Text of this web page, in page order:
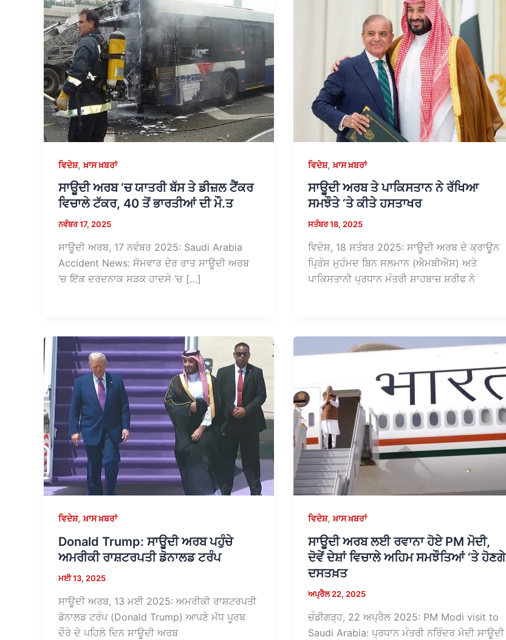
ਵਿਦੇਸ਼,ਖ਼ਾਸ ਖ਼ਬਰਾਂ
ਸਾਊਦੀ ਅਰਬ ‘ਚ ਯਾਤਰੀ ਬੱਸ ਤੇ ਡੀਜ਼ਲ ਟੈਂਕਰ
ਵਿਚਾਲੇ ਟੱਕਰ, 40 ਤੋਂ ਭਾਰਤੀਆਂ ਦੀ ਮੌ.ਤ
ਨਵੰਬਰ 17, 2025
ਸਾਊਦੀ ਅਰਬ, 17 ਨਵੰਬਰ 2025: Saudi Arabia
Accident News: ਸੋਮਵਾਰ ਦੇਰ ਰਾਤ ਸਾਊਦੀ ਅਰਬ
‘ਚ ਇੱਕ ਦਰਦਨਾਕ ਸੜਕ ਹਾਦਸੇ ‘ਚ […]
ਵਿਦੇਸ਼,ਖ਼ਾਸ ਖ਼ਬਰਾਂ
ਸਾਊਦੀ ਅਰਬ ਤੇ ਪਾਕਿਸਤਾਨ ਨੇ ਰੱਖਿਆ
ਸਮਝੌਤੇ ‘ਤੇ ਕੀਤੇ ਹਸਤਾਖਰ
ਸਤੰਬਰ 18, 2025
ਵਿਦੇਸ਼, 18 ਸਤੰਬਰ 2025: ਸਾਊਦੀ ਅਰਬ ਦੇ ਕ੍ਰਾਊਨ
ਪ੍ਰਿੰਸ ਮੁਹੰਮਦ ਬਿਨ ਸਲਮਾਨ (ਐਮਬੀਐਸ) ਅਤੇ
ਪਾਕਿਸਤਾਨੀ ਪ੍ਰਧਾਨ ਮੰਤਰੀ ਸ਼ਾਹਬਾਜ਼ ਸ਼ਰੀਫ ਨੇ
ਵਿਦੇਸ਼,ਖ਼ਾਸ ਖ਼ਬਰਾਂ
Donald Trump: ਸਾਊਦੀ ਅਰਬ ਪਹੁੰਚੇ
ਅਮਰੀਕੀ ਰਾਸ਼ਟਰਪਤੀ ਡੋਨਾਲਡ ਟਰੰਪ
ਮਈ 13, 2025
ਸਾਊਦੀ ਅਰਬ, 13 ਮਈ 2025: ਅਮਰੀਕੀ ਰਾਸ਼ਟਰਪਤੀ
ਡੋਨਾਲਡ ਟਰੰਪ (Donald Trump) ਆਪਣੇ ਮੱਧ ਪੂਰਬ
ਦੌਰੇ ਦੇ ਪਹਿਲੇ ਦਿਨ ਸਾਊਦੀ ਅਰਬ
ਵਿਦੇਸ਼,ਖ਼ਾਸ ਖ਼ਬਰਾਂ
ਸਾਊਦੀ ਅਰਬ ਲਈ ਰਵਾਨਾ ਹੋਏ PM ਮੋਦੀ,
ਦੋਵੇਂ ਦੇਸ਼ਾਂ ਵਿਚਾਲੇ ਅਹਿਮ ਸਮਝੌਤਿਆਂ ‘ਤੇ ਹੋਣਗੇ
ਦਸਤਖ਼ਤ
ਅਪ੍ਰੈਲ 22, 2025
ਚੰਡੀਗੜ੍ਹ, 22 ਅਪ੍ਰੈਲ 2025: PM Modi visit to
Saudi Arabia: ਪ੍ਰਧਾਨ ਮੰਤਰੀ ਨਰਿੰਦਰ ਮੋਦੀ ਸਾਊਦੀ